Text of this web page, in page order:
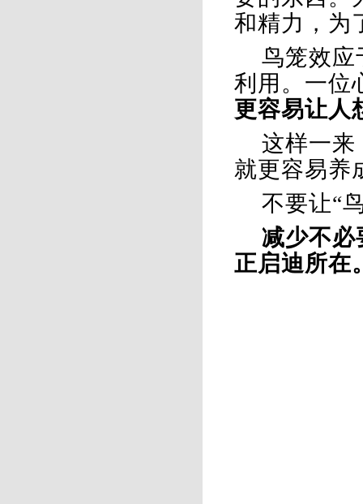
和精力，为
鸟笼效应
利用。一位
更容易让人
这样一来
就更容易养
不要让“
减少不必
正启迪所在